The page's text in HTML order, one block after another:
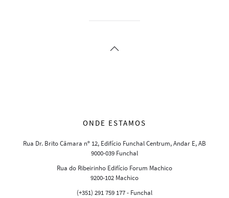
ONDE ESTAMOS
Rua Dr. Brito Câmara nº 12, Edifício Funchal Centrum, Andar E, AB
9000-039 Funchal
Rua do Ribeirinho Edifício Forum Machico
9200-102 Machico
(+351) 291 759 177 - Funchal